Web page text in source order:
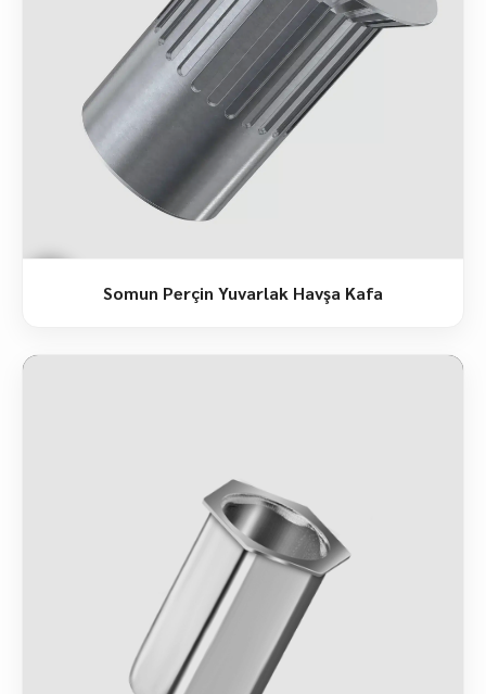
Somun Perçin Yuvarlak Havşa Kafa